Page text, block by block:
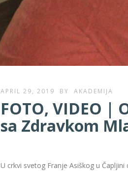
APRIL 29, 2019 BY AKADEMIJA
FOTO, VIDEO |
sa Zdravkom
U crkvi svetog Franje Asiškog u